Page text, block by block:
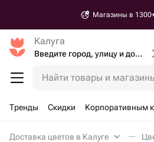
Магазины в
Калуга
Введите город, улицу и дом доставки
Найти товары и
Тренды Скидки Корпоративным
Доставка цветов в Калуге